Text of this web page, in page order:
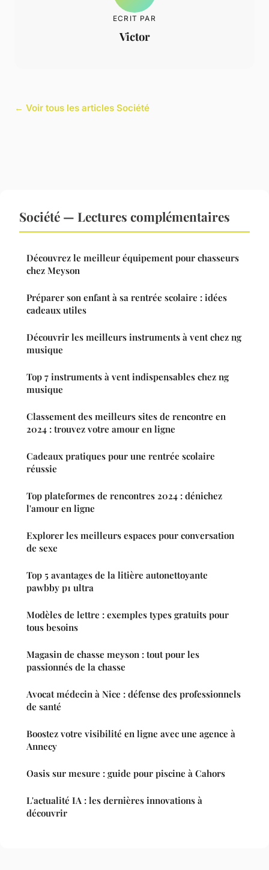
ECRIT PAR
Victor
← Voir tous les articles Société
Société — Lectures complémentaires
Découvrez le meilleur équipement pour chasseurs
chez Meyson
Préparer son enfant à sa rentrée scolaire : idées
cadeaux utiles
Découvrir les meilleurs instruments à vent chez ng
musique
Top 7 instruments à vent indispensables chez ng
musique
Classement des meilleurs sites de rencontre en
2024 : trouvez votre amour en ligne
Cadeaux pratiques pour une rentrée scolaire
réussie
Top plateformes de rencontres 2024 : dénichez
l'amour en ligne
Explorer les meilleurs espaces pour conversation
de sexe
Top 5 avantages de la litière autonettoyante
pawbby p1 ultra
Modèles de lettre : exemples types gratuits pour
tous besoins
Magasin de chasse meyson : tout pour les
passionnés de la chasse
Avocat médecin à Nice : défense des professionnels
de santé
Boostez votre visibilité en ligne avec une agence à
Annecy
Oasis sur mesure : guide pour piscine à Cahors
L'actualité IA : les dernières innovations à
découvrir